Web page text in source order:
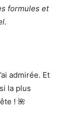
formules et
admirée. Et
la plus
! 🌺